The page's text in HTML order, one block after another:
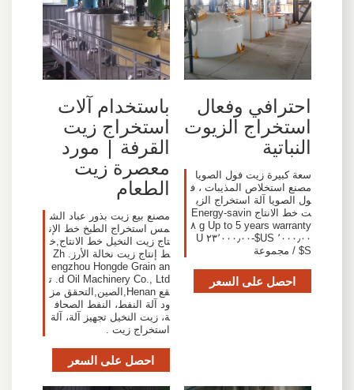
احترافي وفعال
استخراج الزيوت
النباتية
سعة كبيرة زيت فول الصويا
مصنع استخلاص المذيبات ، ف
ول الصويا آلة استخراج الزي
ت خط الانتاج Energy-savin
g Up to 5 years warranty ٨
٬٠٠٠٫٠٠ US$-٢٣٬٠٠٠٫٠٠ U
S$ / مجموعة
احصل على السعر
باستخدام آلات
استخراج زيت
القرفة | مورد
معصرة زيت
الطعام
مصنع بيع زيت بذور عباد الش
مس استخراج الطبخ خط الإن
تاج زيت النخيل خط الانتاج,خ
ط إنتاج زيت نخالة الأرز. Zh
engzhou Hongde Grain an
d Oil Machinery Co., Ltd. ت
قع Henan,الصين,التحقق مز
ود آلة النفط، النفط الصحاف
ة، زيت النخيل تجهيز آلة، آلة
استخراج زيت .
احصل على السعر